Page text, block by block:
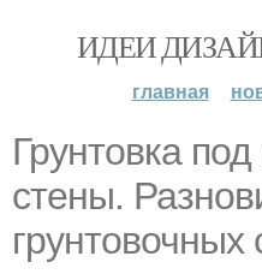
ИДЕИ
главная
Грунтовка
стены.
грунтовочных